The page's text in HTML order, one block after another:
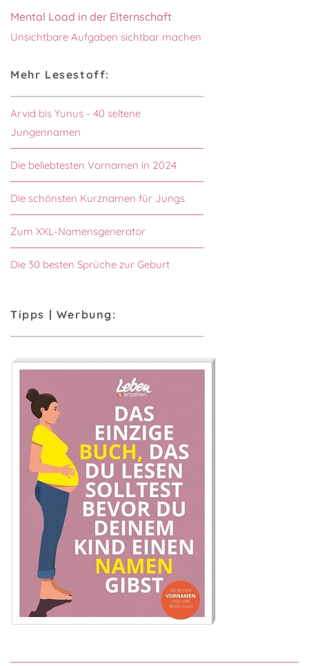
Mental Load in der Elternschaft
Unsichtbare Aufgaben sichtbar machen
Mehr Lesestoff:
Arvid bis Yunus - 40 seltene
Jungennamen
Die beliebtesten Vornamen in 2024
Die schönsten Kurznamen für Jungs
Zum XXL-Namensgenerator
Die 30 besten Sprüche zur Geburt
Tipps | Werbung: